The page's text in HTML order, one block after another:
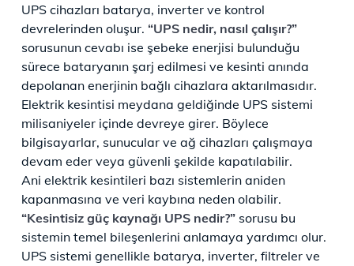
UPS cihazları batarya, inverter ve kontrol
devrelerinden oluşur. “UPS nedir, nasıl çalışır?”
sorusunun cevabı ise şebeke enerjisi bulunduğu
sürece bataryanın şarj edilmesi ve kesinti anında
depolanan enerjinin bağlı cihazlara aktarılmasıdır.
Elektrik kesintisi meydana geldiğinde UPS sistemi
milisaniyeler içinde devreye girer. Böylece
bilgisayarlar, sunucular ve ağ cihazları çalışmaya
devam eder veya güvenli şekilde kapatılabilir.
Ani elektrik kesintileri bazı sistemlerin aniden
kapanmasına ve veri kaybına neden olabilir.
“Kesintisiz güç kaynağı UPS nedir?” sorusu bu
sistemin temel bileşenlerini anlamaya yardımcı olur.
UPS sistemi genellikle batarya, inverter, filtreler ve